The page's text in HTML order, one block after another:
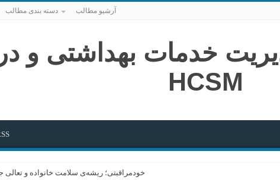
دسته بندی مطالب آرشیو مطالب
خودمراقبتی؛ ریشه‌ی سلامت خانواده و تعالی